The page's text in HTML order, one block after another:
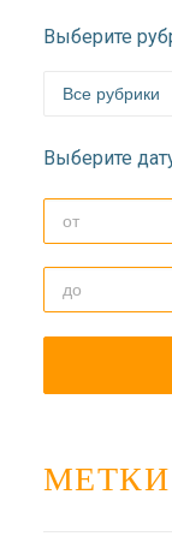
Выберите
Выберите
МЕТКИ